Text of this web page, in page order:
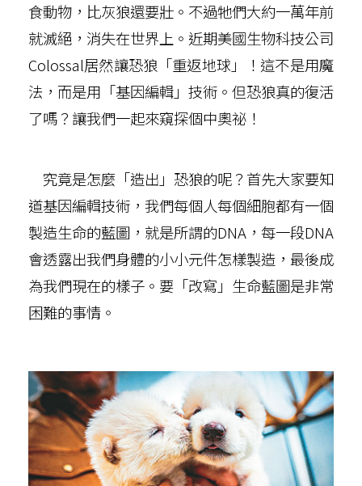
食動物，比灰狼還要壯。不過牠們大約一萬年前
就滅絕，消失在世界上。近期美國生物科技公司
Colossal居然讓恐狼「重返地球」！這不是用魔
法，而是用「基因編輯」技術。但恐狼真的復活
了嗎？讓我們一起來窺探個中奧祕！
究竟是怎麼「造出」恐狼的呢？首先大家要知
道基因編輯技術，我們每個人每個細胞都有一個
製造生命的藍圖，就是所謂的DNA，每一段DNA
會透露出我們身體的小小元件怎樣製造，最後成
為我們現在的樣子。要「改寫」生命藍圖是非常
困難的事情。